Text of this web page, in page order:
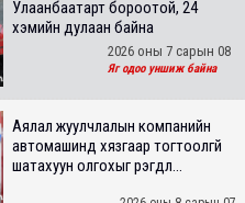
Улаанбаатарт бороотой, 24
хэмийн дулаан байна
2026 оны 7 сарын 08
Яг одоо уншиж байна
Аялал жуулчлалын компанийн
автомашинд хязгаар тогтоолгүй
шатахуун олгохыг үүрэгдл...